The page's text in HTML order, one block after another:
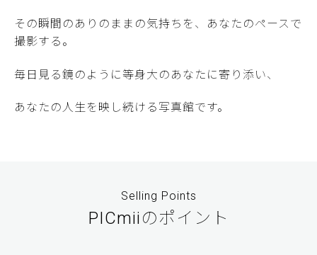
その瞬間のありのままの気持ちを、あなたのペースで
撮影する。
毎日見る鏡のように等身大のあなたに寄り添い、
あなたの人生を映し続ける写真館です。
Selling Points
PICmiiのポイント